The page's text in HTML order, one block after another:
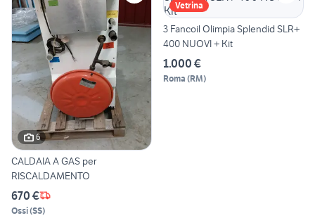
6
CALDAIA A GAS per
RISCALDAMENTO
670 €
Ossi(SS)
Vetrina
3 Fancoil Olimpia Splendid SLR+
400 NUOVI + Kit
1.000 €
Roma (RM)